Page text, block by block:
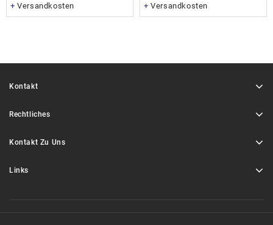
+Versandkosten
+Versandkosten
Kontakt
Rechtliches
Kontakt Zu Uns
Links